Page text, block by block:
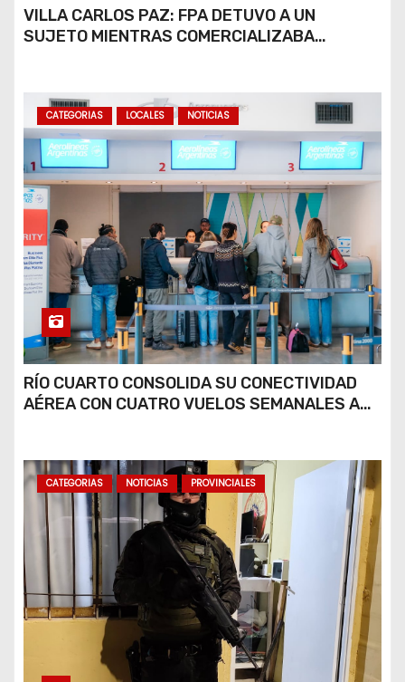
VILLA CARLOS PAZ: FPA DETUVO A UN
SUJETO MIENTRAS COMERCIALIZABA
CATEGORIAS LOCALES NOTICIAS
RÍO CUARTO CONSOLIDA SU CONECTIVIDAD
AÉREA CON CUATRO VUELOS SEMANALES A
CATEGORIAS NOTICIAS PROVINCIALES